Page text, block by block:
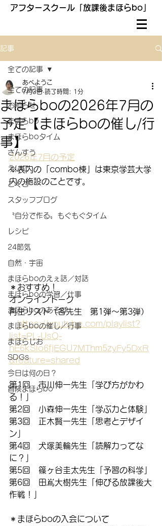
アフタースクール「放課後まほらbo」
記事
全ての記事
お知らせ
まほらbo
まほらboタイム
さんすう
えいご
こくご
スタッフブログ
〝自分で作る〟もぐもぐタイム
レシピ
24節気
自然・宇宙
まほらboのえぇ話／対話
まほらboの学習／仕事
まほらboのあそび
まほらboの催し／行事
まほらじお
SDGs
今日は何の日？
冒険まほらbo
全ての記事
まほらboの2026年7月の
予定【まほらboの催し/行
事】
あべようこ
7月3日 読了時間: 1分
2026年7月の予定
※表内の「combo棟」は東京学芸大学
内の施設のことです。
＊おすすめ！
オンライントーク
再生リスト（各先生　第1弾～第3弾）
https://youtube.com/playlist?
list=PL-UsQ-
hE6kSlo6fjEGU7MThm5zyFy5DxR
&feature=shared
第1回　市川伸一先生「学び方がかわ
る！」
第2回　小森伸一先生「学ぶ力と体験」
第3回　正木賢一先生「思考とデザイ
ン」
第4回　犬塚美輪先生「読解力ってな
に？」
第5回　篠ヶ谷圭太先生「予習の科学」
第6回　田嶌大樹先生「伸びる放課後大
作戦！」
＊まほらboの入会について